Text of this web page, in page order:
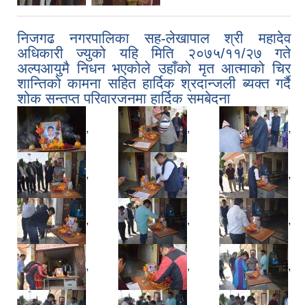
निजगढ नगरपालिका सह-लेखापाल श्री महादेव
अधिकारी ज्युको यहि मिति २०७५/११/२७ गते
अल्पआयुमै निधन भएकोले उहाँको मृत आत्माको चिर
शान्तिको कामना सहित हार्दिक श्रदान्जली ब्यक्त गर्दै
शोक सन्तप्त परिवारजनमा हार्दिक समबेदना
, , ,
, , ,
, , ,
, , ,